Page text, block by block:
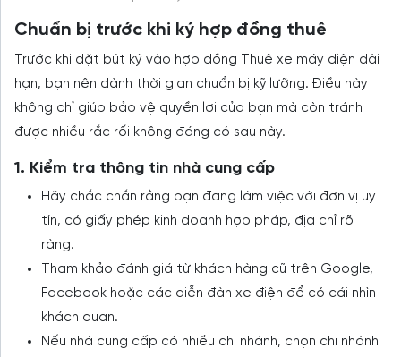
Chuẩn bị trước khi ký hợp đồng thuê
Trước khi đặt bút ký vào hợp đồng Thuê xe máy điện dài
hạn, bạn nên dành thời gian chuẩn bị kỹ lưỡng. Điều này
không chỉ giúp bảo vệ quyền lợi của bạn mà còn tránh
được nhiều rắc rối không đáng có sau này.
1. Kiểm tra thông tin nhà cung cấp
Hãy chắc chắn rằng bạn đang làm việc với đơn vị uy
tín, có giấy phép kinh doanh hợp pháp, địa chỉ rõ
ràng.
Tham khảo đánh giá từ khách hàng cũ trên Google,
Facebook hoặc các diễn đàn xe điện để có cái nhìn
khách quan.
Nếu nhà cung cấp có nhiều chi nhánh, chọn chi nhánh